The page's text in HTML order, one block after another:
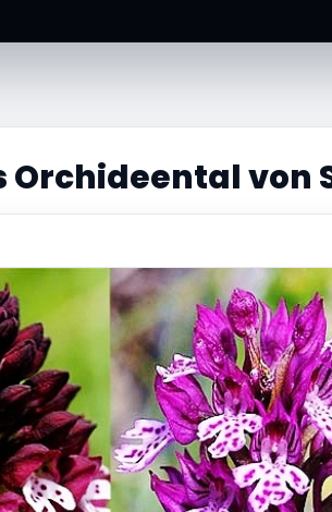
Orchideental von